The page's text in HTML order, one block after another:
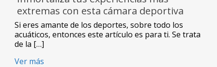
extremas con esta cámara deportiva
sumergible de Vstarcam
Si eres amante de los deportes, sobre todo los
acuáticos, entonces este artículo es para ti. Se trata
de la […]
Ver más